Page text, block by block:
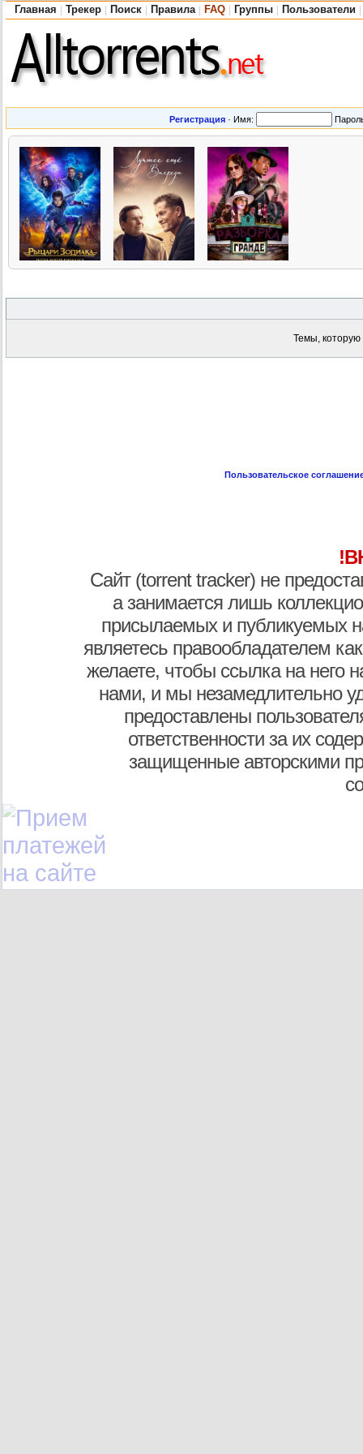
Главная Трекер Поиск Правила FAQ Группы Пользователи
Регистрация · Имя:
Темы, которую
Пользовательское
Сайт (torrent tracker) не
а занимается лишь
присылаемых и публикуемых
являетесь правообладателем
желаете, чтобы ссылка на него
нами, и мы незамедлительно
предоставлены
ответственности за их
защищенные авторскими